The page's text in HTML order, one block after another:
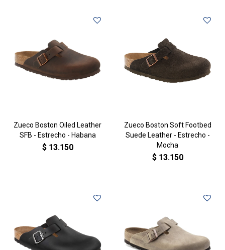
Zueco Boston Oiled Leather
SFB - Estrecho - Habana
$ 13.150
Zueco Boston Soft Footbed
Suede Leather - Estrecho -
Mocha
$ 13.150